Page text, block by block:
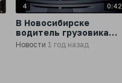
4 0:42
В Новосибирске
водитель грузовика
устроил смертельное
Новости 1 год назад